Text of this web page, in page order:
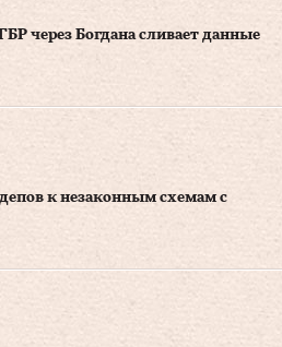
через Богдана сливает данные
к незаконным схемам с